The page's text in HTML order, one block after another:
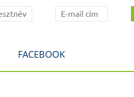
FACEBOOK